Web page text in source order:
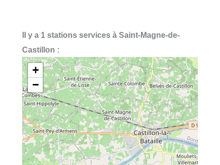
Il y a 1 stations services à Saint-Magne-de-
Castillon :
+
−